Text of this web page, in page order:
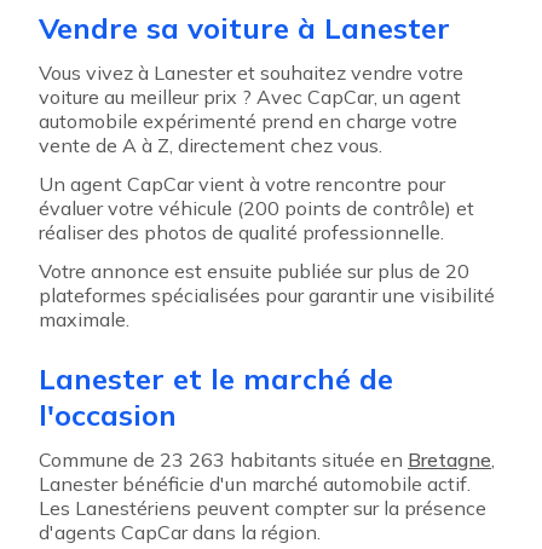
Vendre sa voiture à Lanester
Vous vivez à Lanester et souhaitez vendre votre
voiture au meilleur prix ? Avec CapCar, un agent
automobile expérimenté prend en charge votre
vente de A à Z, directement chez vous.
Un agent CapCar vient à votre rencontre pour
évaluer votre véhicule (200 points de contrôle) et
réaliser des photos de qualité professionnelle.
Votre annonce est ensuite publiée sur plus de 20
plateformes spécialisées pour garantir une visibilité
maximale.
Lanester et le marché de
l'occasion
Commune de 23 263 habitants située en Bretagne,
Lanester bénéficie d'un marché automobile actif.
Les Lanestériens peuvent compter sur la présence
d'agents CapCar dans la région.